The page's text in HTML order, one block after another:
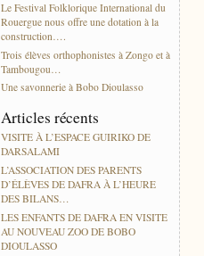
Le Festival Folklorique International du
Rouergue nous offre une dotation à la
construction….
Trois élèves orthophonistes à Zongo et à
Tambougou…
Une savonnerie à Bobo Dioulasso
Articles récents
VISITE À L’ESPACE GUIRIKO DE
DARSALAMI
L’ASSOCIATION DES PARENTS
D’ÉLÈVES DE DAFRA À L’HEURE
DES BILANS…
LES ENFANTS DE DAFRA EN VISITE
AU NOUVEAU ZOO DE BOBO
DIOULASSO